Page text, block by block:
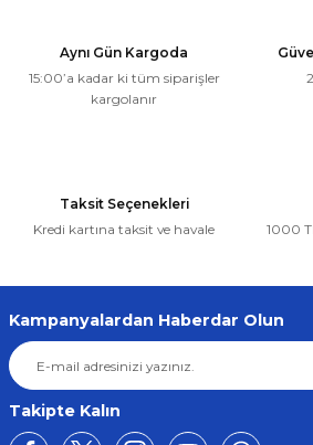
Aynı Gün Kargoda
15:00’a kadar ki tüm siparişler
kargolanır
Taksit Seçenekleri
Kredi kartına taksit ve havale
1000
Kampanyalardan Haberdar Olun
Takipte Kalın